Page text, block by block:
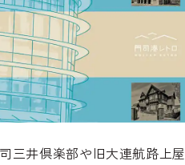
三井倶楽部や旧大連航路上屋